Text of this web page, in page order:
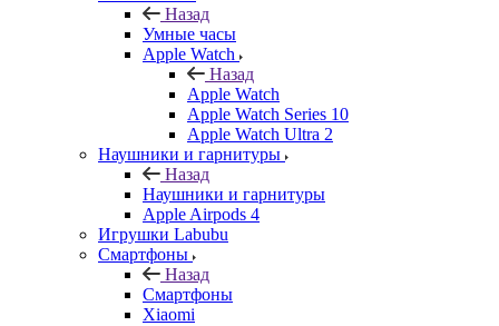
Назад
Умные часы
Apple Watch
Назад
Apple Watch
Apple Watch Series 10
Apple Watch Ultra 2
Наушники и гарнитуры
Назад
Наушники и гарнитуры
Apple Airpods 4
Игрушки Labubu
Смартфоны
Назад
Смартфоны
Xiaomi